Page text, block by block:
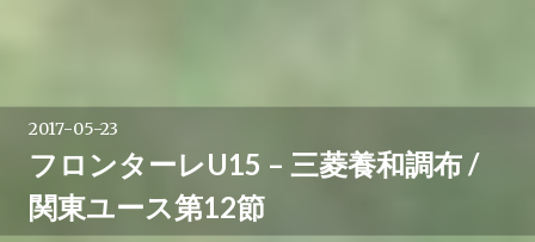
2017-05-23
フロンターレU15 – 三菱養和調布 /
関東ユース第12節